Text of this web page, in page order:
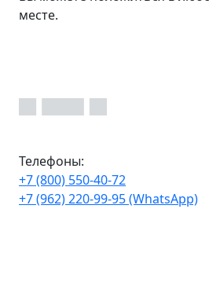
месте.
Телефоны:
+7 (800) 550-40-72
+7 (962) 220-99-95 (WhatsApp)